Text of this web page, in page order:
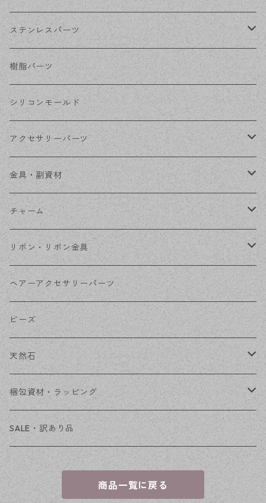
ホワイトシルバー
ステンレス・シルバー
ステンレス・ゴールド
フックピアス
その他ピアス
ネジばねイヤリング
クリップイヤリング
ノンホールピアス
ステンレスパーツ
ステンレスピアス
ステンレスイヤリング
ステンレスチェーン
ステンレス金具
樹脂パーツ
シリコンモールド
アクセサリーパーツ
デザイン丸カン
フレーム
コネクター
その他
金具・副資材
丸カン
ピン類
花座・ビーズキャップ
チェーン
その他
チャーム
金属
アクリル・プラ
ファーボール
リボン・リボン金具
リボン
リボン金具
ヘアーアクセサリーパーツ
ビーズ
天然石
穴あき
穴なし
梱包資材・ラッピング
発送ボックス
アクセサリー台紙
OPP袋
SALE・訳あり品
商品一覧に戻る